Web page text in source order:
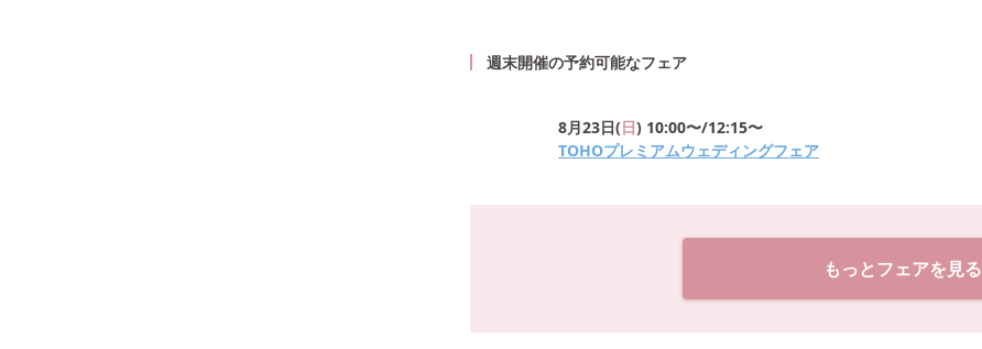
週末開催の予約可能なフェア
8月23日(日) 10:00〜/12:15〜
TOHOプレミアムウェディングフェア
もっとフェアを見る